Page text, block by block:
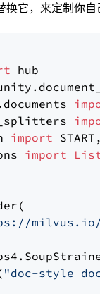
它，来定制你自
import
import
milvus.io/
"doc-style